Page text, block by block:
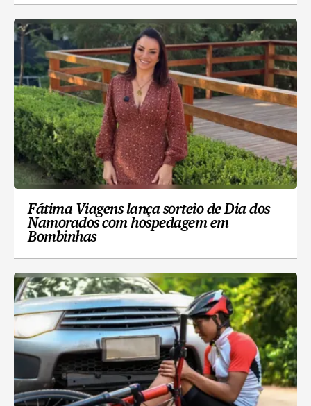
Fátima Viagens lança sorteio de Dia dos
Namorados com hospedagem em
Bombinhas